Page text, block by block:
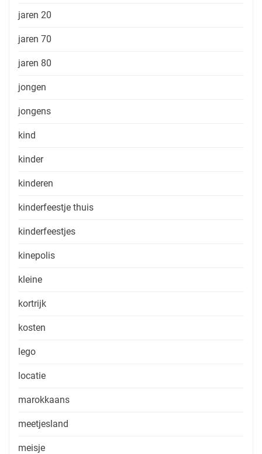
jaren 20
jaren 70
jaren 80
jongen
jongens
kind
kinder
kinderen
kinderfeestje thuis
kinderfeestjes
kinepolis
kleine
kortrijk
kosten
lego
locatie
marokkaans
meetjesland
meisje